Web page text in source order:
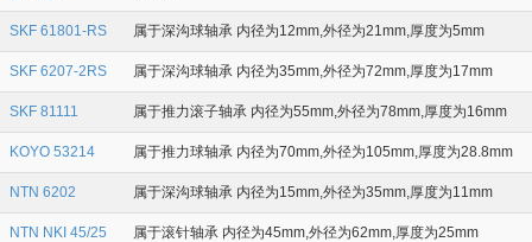
SKF 61801-RS 属于深沟球轴承 内径为12mm,外径为21mm,厚度为5mm
SKF 6207-2RS 属于深沟球轴承 内径为35mm,外径为72mm,厚度为17mm
SKF 81111 属于推力滚子轴承 内径为55mm,外径为78mm,厚度为16mm
KOYO 53214 属于推力球轴承 内径为70mm,外径为105mm,厚度为28.8mm
NTN 6202 属于深沟球轴承 内径为15mm,外径为35mm,厚度为11mm
NTN NKI 45/25 属于滚针轴承 内径为45mm,外径为62mm,厚度为25mm